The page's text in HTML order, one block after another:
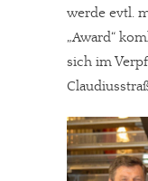
werde evtl.
„Award“
sich im